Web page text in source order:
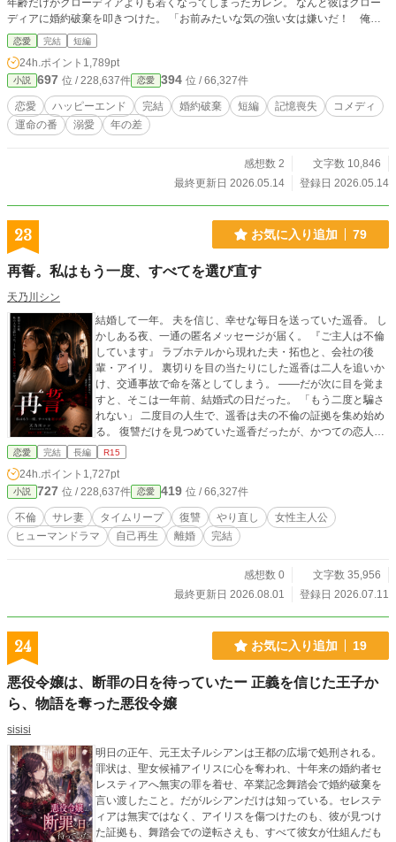
年齢だけがクローディアよりも若くなってしまったガレン。 なんと彼はクロー
ディアに婚約破棄を叩きつけた。 「お前みたいな気の強い女は嫌いだ！ 俺と
は婚約破棄しろ！」 しかし、婚約破棄を申し込まれたクローディアの答えは意
外なものだった――。 「婚約破棄はお断りします。その代わり──私があなた
を、惚れさせてみせましょう」 露骨に無視されても、難癖をつけられても、涼
しい顔でスルー。 クローディアとガレンの奇妙な関係が始まった。
恋愛 完結 短編
24h.ポイント 1,789pt
小説 697 位 / 228,637件 恋愛 394 位 / 66,327件
恋愛 ハッピーエンド 完結 婚約破棄 短編 記憶喪失
コメディ
運命の番
溺愛 年の差
感想数 2
文字数 10,846
最終更新日 2026.05.14
登録日 2026.05.14
23 お気に入り追加 79
再誓。私はもう一度、すべてを選び直す
天乃川シン
結婚して一年。 夫を信じ、幸せな毎日を送っていた遥香。 し
かしある夜、一通の匿名メッセージが届く。 『ご主人は不倫
しています』 ラブホテルから現れた夫・拓也と、会社の後
輩・アイリ。 裏切りを目の当たりにした遥香は二人を追いか
け、交通事故で命を落としてしまう。 ――だが次に目を覚ま
すと、そこは一年前、結婚式の日だった。 「もう二度と騙さ
れない」 二度目の人生で、遥香は夫の不倫の証拠を集め始め
る。 復讐だけを見つめていた遥香だったが、かつての恋人・
礼一郎との再会をきっかけに、 自分自身の生き方と向き合う
たのだろうか。 これは、復讐を誓った一人の女性が、自分自
身を取り戻すまでの物語。
恋愛 完結 長編 R15
24h.ポイント 1,727pt
小説 727 位 / 228,637件 恋愛 419 位 / 66,327件
不倫 サレ妻 タイムリープ 復讐 やり直し
女性主人公
ヒューマンドラマ
自己再生 離婚 完結
感想数 0
文字数 35,956
最終更新日 2026.08.01
登録日 2026.07.11
24 お気に入り追加 19
悪役令嬢は、断罪の日を待っていたー 正義を信じた王子か
ら、物語を奪った悪役令嬢
sisisi
明日の正午、元王太子ルシアンは王都の広場で処刑される。
罪状は、聖女候補アイリスに心を奪われ、十年来の婚約者セ
レスティアへ無実の罪を着せ、卒業記念舞踏会で婚約破棄を
言い渡したこと。だがルシアンだけは知っている。セレステ
ィアは無実ではなく、アイリスを傷つけたのも、彼が見つけ
た証拠も、舞踏会での逆転さえも、すべて彼女が仕組んだも